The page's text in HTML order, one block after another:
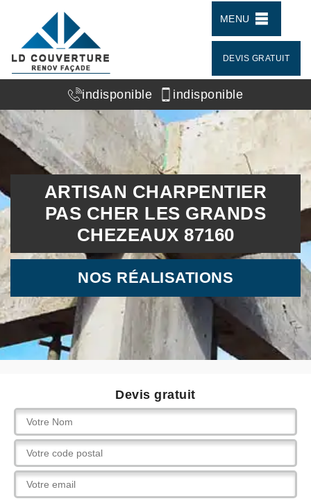
MENU
DEVIS GRATUIT
indisponible indisponible
ARTISAN CHARPENTIER
PAS CHER LES GRANDS
CHEZEAUX 87160
NOS RÉALISATIONS
Devis gratuit